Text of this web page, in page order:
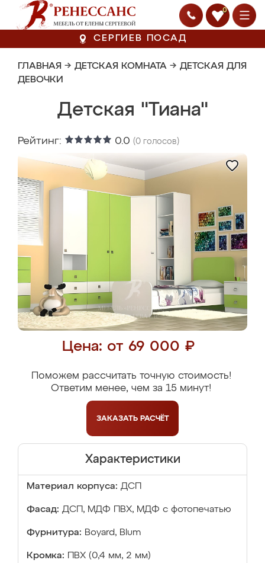
0
СЕРГИЕВ ПОСАД
ГЛАВНАЯ → ДЕТСКАЯ КОМНАТА → ДЕТСКАЯ ДЛЯ
ДЕВОЧКИ
Детская "Тиана"
Рейтинг: 0.0 (0 голосов)
Цена: от 69 000 ₽
Поможем рассчитать точную стоимость!
Ответим менее, чем за 15 минут!
ЗАКАЗАТЬ РАСЧЁТ
Характеристики
Материал корпуса: ДСП
Фасад: ДСП, МДФ ПВХ, МДФ с фотопечатью
Фурнитура: Boyard, Blum
Кромка: ПВХ (0,4 мм, 2 мм)